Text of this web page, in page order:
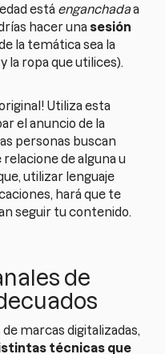
está enganchadaa
hacer una sesión
la temática sea la
la ropa que utilices).
Utiliza esta
el anuncio de la
personas buscan
relacione de alguna u
utilizar lenguaje
hará que te
seguir tu contenido.
de
marcas digitalizadas,
técnicas que